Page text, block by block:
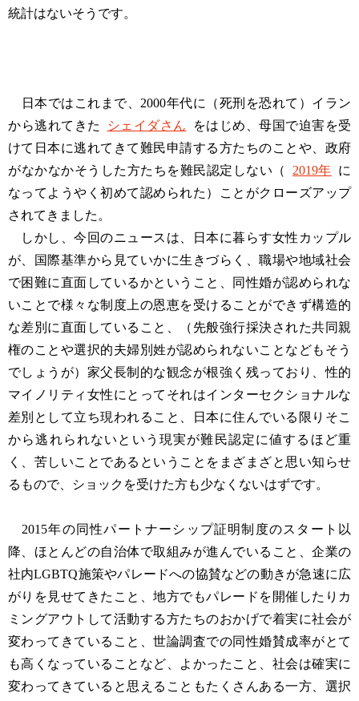
統計はないそうです。
日本ではこれまで、2000年代に（死刑を恐れて）イラン
から逃れてきた
シェイダさん
をはじめ、母国で迫害を受
けて日本に逃れてきて難民申請する方たちのことや、政府
がなかなかそうした方たちを難民認定しない（
2019年 に
なってようやく初めて認められた）ことがクローズアップ
されてきました。
しかし、今回のニュースは、日本に暮らす女性カップル
が、国際基準から見ていかに生きづらく、職場や地域社会
で困難に直面しているかということ、同性婚が認められな
いことで様々な制度上の恩恵を受けることができず構造的
な差別に直面していること、（先般強行採決された共同親
権のことや選択的夫婦別姓が認められないことなどもそう
でしょうが）家父長制的な観念が根強く残っており、性的
マイノリティ女性にとってそれはインターセクショナルな
差別として立ち現われること、日本に住んでいる限りそこ
から逃れられないという現実が難民認定に値するほど重
く、苦しいことであるということをまざまざと思い知らせ
るもので、ショックを受けた方も少なくないはずです。
2015年の同性パートナーシップ証明制度のスタート以
降、ほとんどの自治体で取組みが進んでいること、企業の
社内LGBTQ施策やパレードへの協賛などの動きが急速に広
がりを見せてきたこと、地方でもパレードを開催したりカ
ミングアウトして活動する方たちのおかげで着実に社会が
変わってきていること、世論調査での同性婚賛成率がとて
も高くなっていることなど、よかったこと、社会は確実に
変わってきていると思えることもたくさんある一方、選択